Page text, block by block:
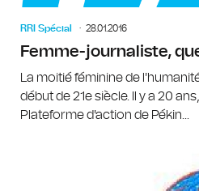
RRI Spécial 28.01.2016
Femme-journaliste,
La moitié féminine de
début de 21e siècle. Il y a 20
Plateforme d'action de Pékin...